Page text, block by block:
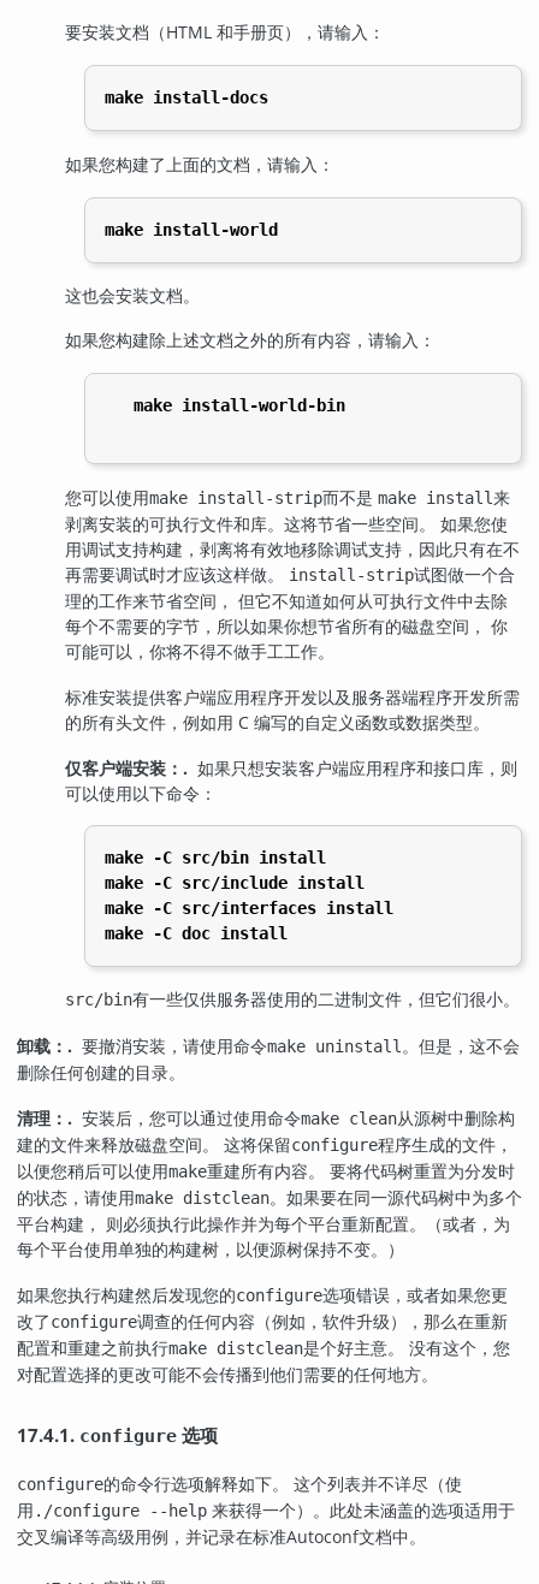
要安装文档（HTML 和手册页），请输入：
make install-docs
如果您构建了上面的文档，请输入：
make install-world
这也会安装文档。
如果您构建除上述文档之外的所有内容，请输入：
make install-world-bin
您可以使用make install-strip而不是 make install来
剥离安装的可执行文件和库。这将节省一些空间。 如果您使
用调试支持构建，剥离将有效地移除调试支持，因此只有在不
再需要调试时才应该这样做。
install-strip试图做一个合
理的工作来节省空间， 但它不知道如何从可执行文件中去除
每个不需要的字节，所以如果你想节省所有的磁盘空间， 你
可能可以，你将不得不做手工工作。
标准安装提供客户端应用程序开发以及服务器端程序开发所需
的所有头文件，例如用 C 编写的自定义函数或数据类型。
仅客户端安装：. 如果只想安装客户端应用程序和接口库，则
可以使用以下命令：
make -C src/bin install
make -C src/include install
make -C src/interfaces install
make -C doc install
src/bin有一些仅供服务器使用的二进制文件，但它们很小。
卸载：. 要撤消安装，请使用命令make uninstall。但是，这不会
删除任何创建的目录。
清理：. 安装后，您可以通过使用命令make clean从源树中删除构
建的文件来释放磁盘空间。 这将保留configure程序生成的文件，
以便您稍后可以使用make重建所有内容。 要将代码树重置为分发时
的状态，请使用make distclean。如果要在同一源代码树中为多个
平台构建， 则必须执行此操作并为每个平台重新配置。（或者，为
每个平台使用单独的构建树，以便源树保持不变。）
如果您执行构建然后发现您的configure选项错误，或者如果您更
改了configure调查的任何内容（例如，软件升级），那么在重新
配置和重建之前执行make distclean是个好主意。 没有这个，您
对配置选择的更改可能不会传播到他们需要的任何地方。
17.4.1. configure 选项
configure的命令行选项解释如下。 这个列表并不详尽（使
用 ./configure --help 来获得一个）。此处未涵盖的选项适用于
交叉编译等高级用例，并记录在标准Autoconf文档中。